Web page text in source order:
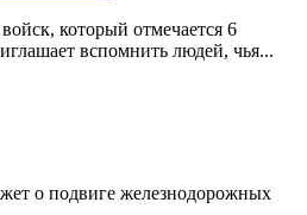
который отмечается 6
вспомнить людей, чья...